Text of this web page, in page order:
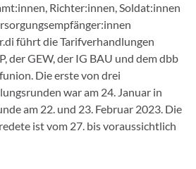
Richter:innen, Soldat:innen
führt die Tarifverhandlungen
der GEW, der IG BAU und dem dbb
Die erste von drei
war am 24. Januar in
am 22. und 23. Februar 2023. Die
ist vom 27. bis voraussichtlich